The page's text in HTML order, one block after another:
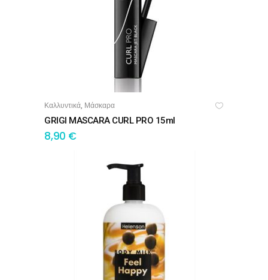
ΠΡΟΣΘΉΚΗ ΣΤΟ ΚΑΛΆΘΙ
Καλλυντικά, Μάσκαρα
GRIGI MASCARA CURL PRO 15ml
8,90 €